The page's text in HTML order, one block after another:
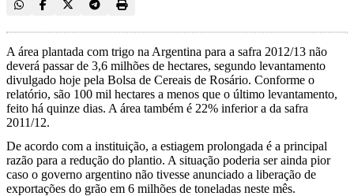
A área plantada com trigo na Argentina para a safra 2012/13 não
deverá passar de 3,6 milhões de hectares, segundo levantamento
divulgado hoje pela Bolsa de Cereais de Rosário. Conforme o
relatório, são 100 mil hectares a menos que o último levantamento,
feito há quinze dias. A área também é 22% inferior a da safra
2011/12.
De acordo com a instituição, a estiagem prolongada é a principal
razão para a redução do plantio. A situação poderia ser ainda pior
caso o governo argentino não tivesse anunciado a liberação de
exportações do grão em 6 milhões de toneladas neste mês.